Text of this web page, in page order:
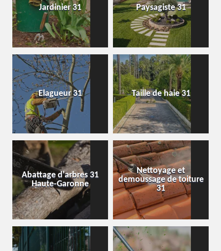
Jardinier 31 Paysagiste 31
Elagueur 31 Taille de haie 31
Abattage d'arbres 31
Haute-Garonne
Nettoyage et
demoussage de toiture
31